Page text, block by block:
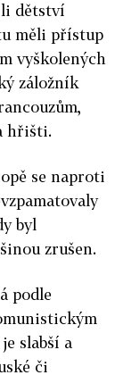
dětství
měli přístup
vyškolených
záložník
hřišti.
se naproti
byl
zrušen.
podle
slabší a
či